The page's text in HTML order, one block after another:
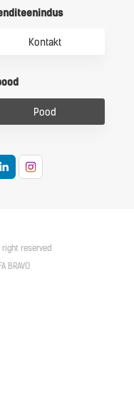
Kontakt
Pood
right reserved
BRAVO